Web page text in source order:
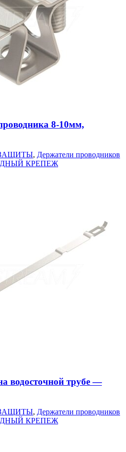
8-10мм,
, Держатели проводников
КРЕПЕЖ
водосточной трубе —
, Держатели проводников
КРЕПЕЖ